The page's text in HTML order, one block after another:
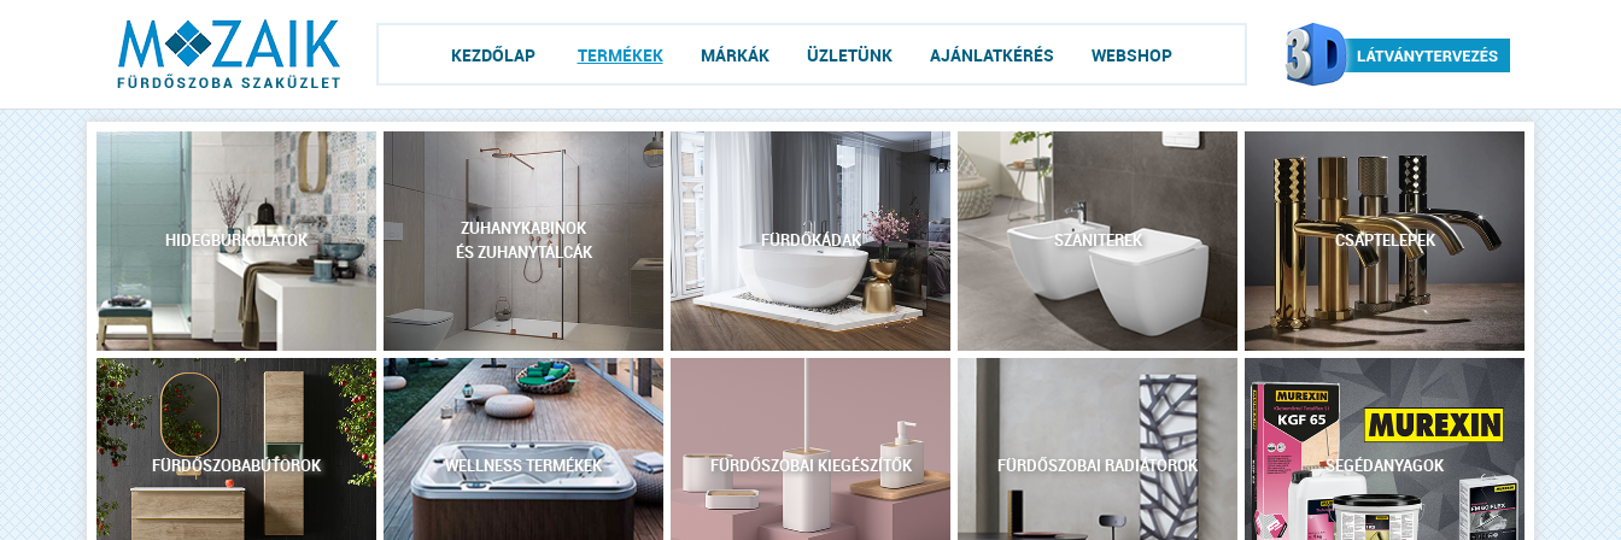
KEZDŐLAP TERMÉKEK MÁRKÁK ÜZLETÜNK AJÁNLATKÉRÉS WEBSHOP
HIDEGBURKOLATOK
ZUHANYKABINOK
ÉS ZUHANYTÁLCÁK
FÜRDŐKÁDAK SZANITEREK CSAPTELEPEK
FÜRDŐSZOBABÚTOROK WELLNESS TERMÉKEK FÜRDŐSZOBAI KIEGÉSZÍTŐK FÜRDŐSZOBAI RADIÁTOROK SEGÉDANYAGOK